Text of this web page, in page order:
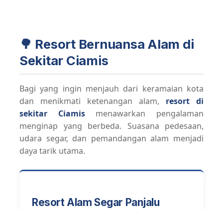
🌳 Resort Bernuansa Alam di
Sekitar Ciamis
Bagi yang ingin menjauh dari keramaian kota
dan menikmati ketenangan alam, resort di
sekitar Ciamismenawarkan pengalaman
menginap yang berbeda. Suasana pedesaan,
udara segar, dan pemandangan alam menjadi
daya tarik utama.
Resort Alam Segar Panjalu